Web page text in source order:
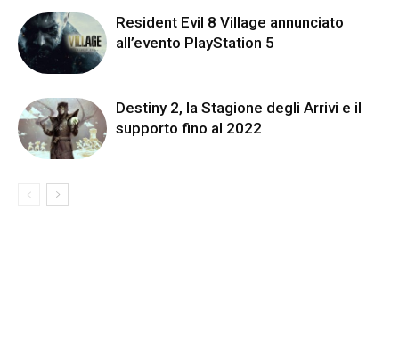
Resident Evil 8 Village annunciato
all’evento PlayStation 5
Destiny 2, la Stagione degli Arrivi e il
supporto fino al 2022